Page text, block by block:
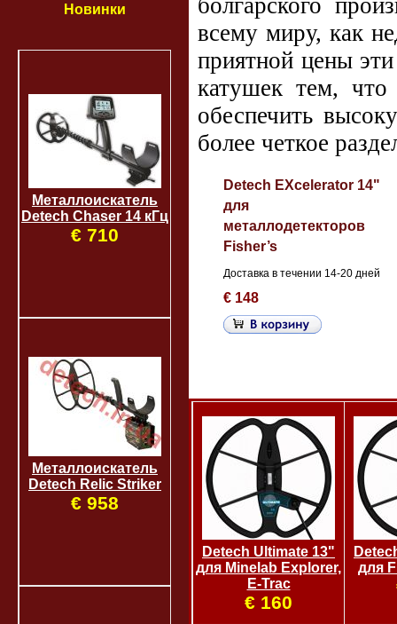
Новинки
Металлоискатель
Detech Chaser 14 кГц
€ 710
Металлоискатель
Detech Relic Striker
€ 958
болгарского
всему миру, как
приятной цены
катушек тем, что
обеспечить
более четкое
Detech EXcelerator 14"
для
металлодетекторов
Fisher’s
Доставка в течении 14-20 дней
€ 148
Detech Ultimate 13"
для Minelab Explorer,
E-Trac
€ 160
для